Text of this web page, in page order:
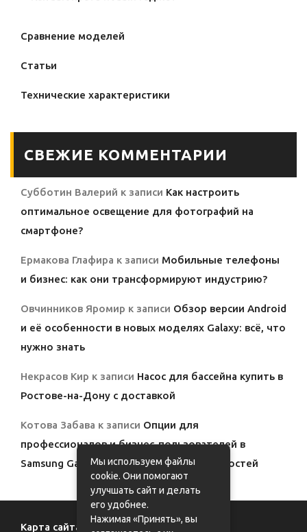
Сравнение моделей
Статьи
Технические характеристики
СВЕЖИЕ КОММЕНТАРИИ
Субботин Валерий к записи Как настроить
оптимальное освещение для фотографий на
смартфоне?
Ермакова Глафира к записи Мобильные телефоны
и бизнес: как они трансформируют индустрию?
Овчинников Яромир к записи Обзор версии Android
и её особенности в новых моделях Galaxy: всё, что
нужно знать
Некрасов Кир к записи Насос для бассейна купить в
Ростове-на-Дону с доставкой
Котова Забава к записи Опции для
профессионалов и бизнес-пользователей в
Samsung Galaxy: полный обзор возможностей
Карта сайта
Мы используем файлы
cookie. Они помогают
улучшать сайт и делать
его удобнее.
Нажимая «Принять», вы